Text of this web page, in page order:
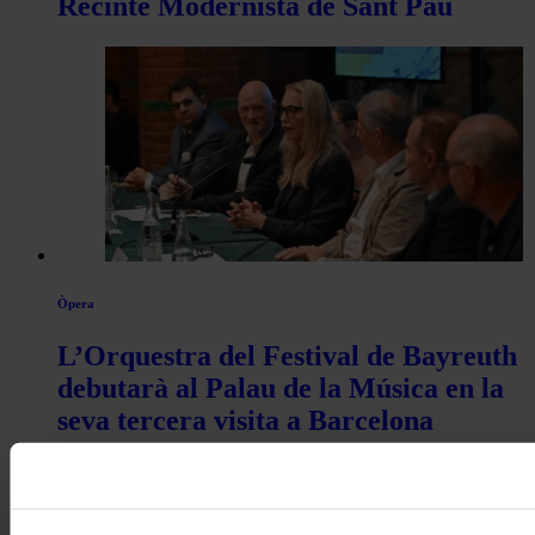
Òpera
L’Orquestra del Festival de Bayreuth
debutarà al Palau de la Música en la
seva tercera visita a Barcelona